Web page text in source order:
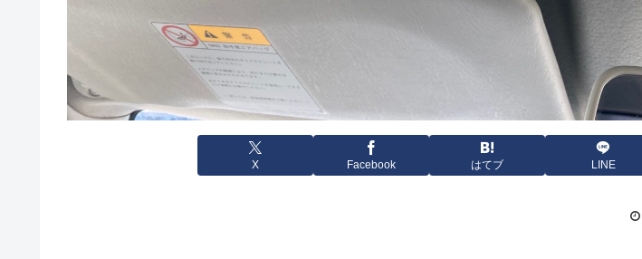
X Facebook はてブ LINE